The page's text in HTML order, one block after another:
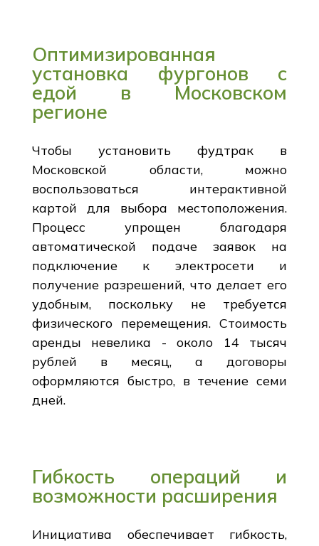
Оптимизированная
установка фургонов с
едой в Московском
регионе
Чтобы установить фудтрак в
Московской области, можно
воспользоваться интерактивной
картой для выбора местоположения.
Процесс упрощен благодаря
автоматической подаче заявок на
подключение к электросети и
получение разрешений, что делает его
удобным, поскольку не требуется
физического перемещения. Стоимость
аренды невелика - около 14 тысяч
рублей в месяц, а договоры
оформляются быстро, в течение семи
дней.
Гибкость операций и
возможности расширения
Инициатива обеспечивает гибкость,